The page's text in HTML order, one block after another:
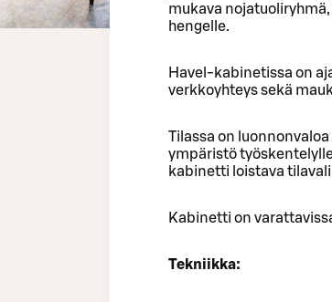
mukava
hengelle.
Havel-kabinetissa on
verkkoyhteys sekä
Tilassa on
ympäristö
kabinetti loistava
Kabinetti on
Tekniikka: